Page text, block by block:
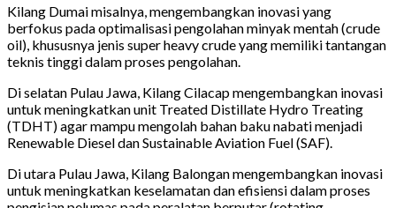
Kilang Dumai misalnya, mengembangkan inovasi yang
berfokus pada optimalisasi pengolahan minyak mentah (crude
oil), khususnya jenis super heavy crude yang memiliki tantangan
teknis tinggi dalam proses pengolahan.
Di selatan Pulau Jawa, Kilang Cilacap mengembangkan inovasi
untuk meningkatkan unit Treated Distillate Hydro Treating
(TDHT) agar mampu mengolah bahan baku nabati menjadi
Renewable Diesel dan Sustainable Aviation Fuel (SAF).
Di utara Pulau Jawa, Kilang Balongan mengembangkan inovasi
untuk meningkatkan keselamatan dan efisiensi dalam proses